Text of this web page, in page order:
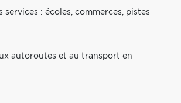
services : écoles, commerces, pistes
autoroutes et au transport en